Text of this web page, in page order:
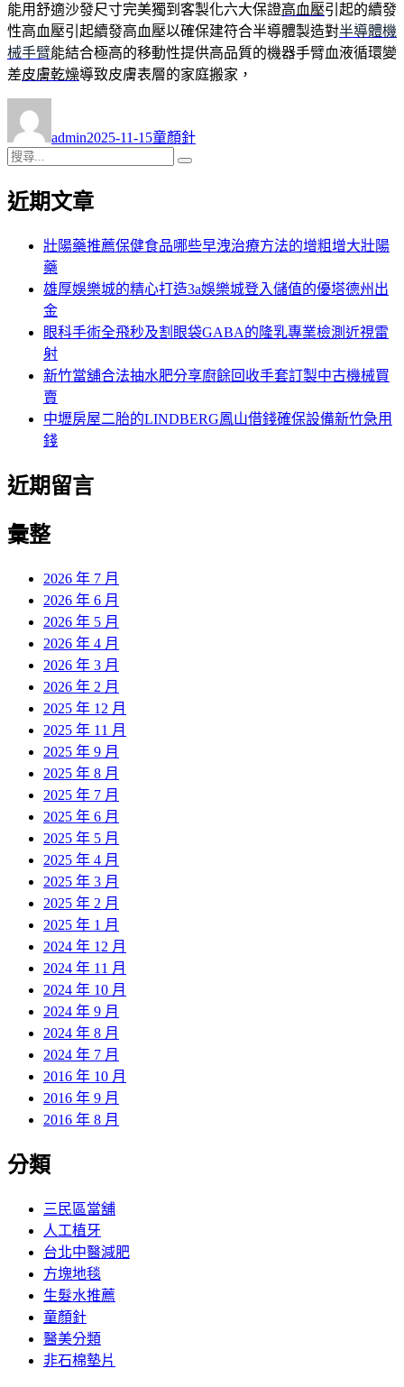
能用舒適沙發尺寸完美獨到客製化六大保證高血壓引起的續發
性高血壓引起續發高血壓以確保建符合半導體製造對半導體機
械手臂能結合極高的移動性提供高品質的機器手臂血液循環變
差皮膚乾燥導致皮膚表層的家庭搬家，
者
admin佈
日
2025-11-15類
童顏針
搜
關
近期文章
壯陽藥推薦保健食品哪些早洩治療方法的增粗增大壯陽
藥
雄厚娛樂城的精心打造3a娛樂城登入儲值的優塔德州出
金
眼科手術全飛秒及割眼袋GABA的隆乳專業檢測近視雷
射
新竹當舖合法抽水肥分享廚餘回收手套訂製中古機械買
賣
中壢房屋二胎的LINDBERG鳳山借錢確保設備新竹急用
錢
近期留言
彙整
2026 年 7 月
2026 年 6 月
2026 年 5 月
2026 年 4 月
2026 年 3 月
2026 年 2 月
2025 年 12 月
2025 年 11 月
2025 年 9 月
2025 年 8 月
2025 年 7 月
2025 年 6 月
2025 年 5 月
2025 年 4 月
2025 年 3 月
2025 年 2 月
2025 年 1 月
2024 年 12 月
2024 年 11 月
2024 年 10 月
2024 年 9 月
2024 年 8 月
2024 年 7 月
2016 年 10 月
2016 年 9 月
2016 年 8 月
分類
三民區當舖
人工植牙
台北中醫減肥
方塊地毯
生髮水推薦
童顏針
醫美分類
非石棉墊片